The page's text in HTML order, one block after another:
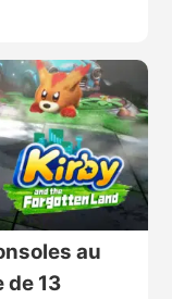
au
de 13